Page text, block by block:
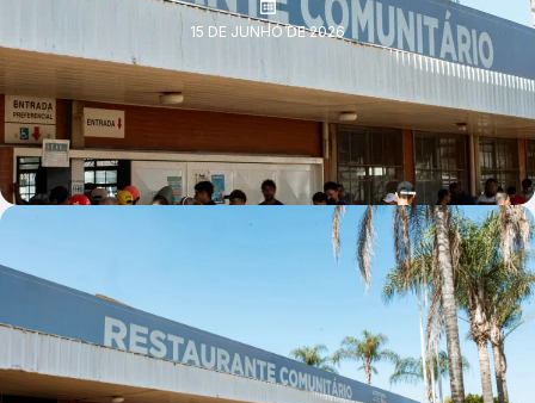
15 DE JUNHO DE 2026